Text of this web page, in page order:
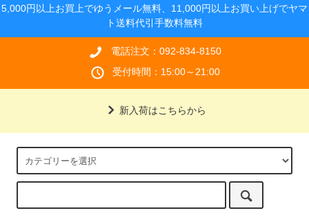
5,000円以上お買上でゆうメール無料、11,000円以上お買い上げでヤマ
ト送料代引手数料無料
電話注文：092-834-8150
受付時間：15:00～21:00
新入荷はこちらから